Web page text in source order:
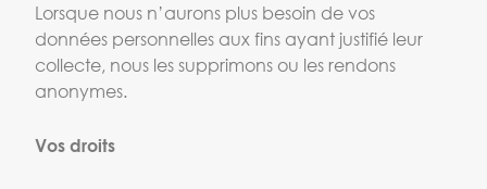
Lorsque nous n’aurons plus besoin de vos
données personnelles aux fins ayant justifié leur
collecte, nous les supprimons ou les rendons
anonymes.
Vos droits